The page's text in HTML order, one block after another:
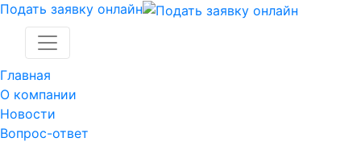
Подать заявку онлайн
Главная
О компании
Новости
Вопрос-ответ